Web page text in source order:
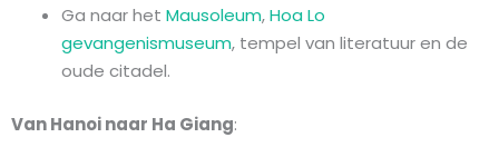
Ga naar het Mausoleum,Hoa Lo
gevangenismuseum, tempel van literatuur en de
oude citadel.
Van Hanoi naar Ha Giang: